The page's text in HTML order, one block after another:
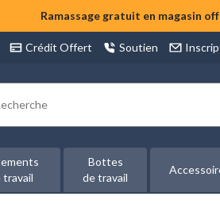
Ramassage gratuit en magasin
Crédit Offert Soutien
travail
Bottes
de travail